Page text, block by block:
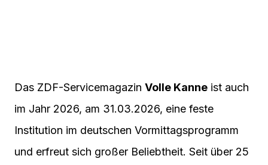
Das ZDF-Servicemagazin Volle Kanne ist auch
im Jahr 2026, am 31.03.2026, eine feste
Institution im deutschen Vormittagsprogramm
und erfreut sich großer Beliebtheit. Seit über 25